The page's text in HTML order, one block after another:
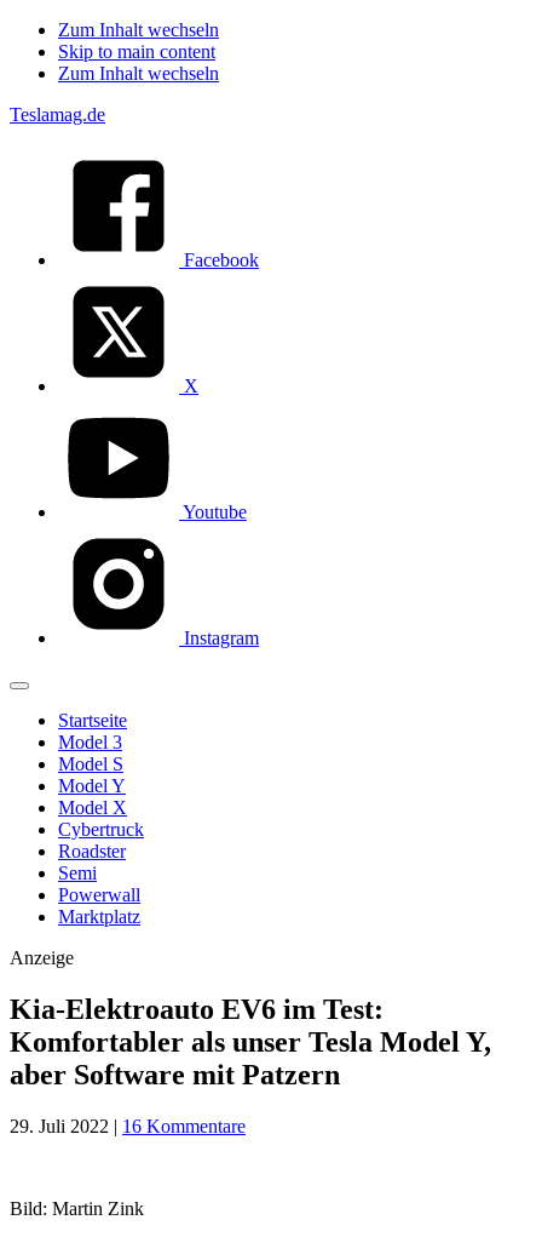
Zum Inhalt wechseln
Skip to main content
Zum Inhalt wechseln
Teslamag.de
Facebook
X
Youtube
Instagram
Startseite
Model 3
Model S
Model Y
Model X
Cybertruck
Roadster
Semi
Powerwall
Marktplatz
Anzeige
Kia-Elektroauto EV6 im Test:
Komfortabler als unser Tesla Model Y,
aber Software mit Patzern
29. Juli 2022 | 16 Kommentare
Bild: Martin Zink